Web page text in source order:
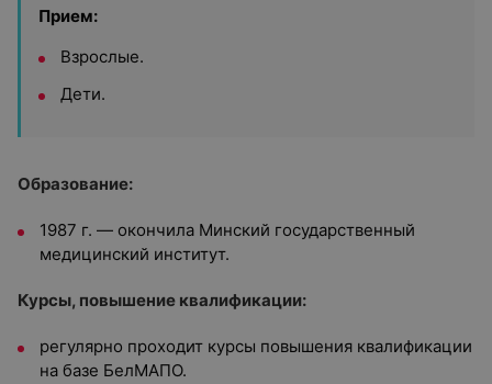
Прием:
Взрослые.
Дети.
Образование:
1987 г. — окончила Минский государственный
медицинский институт.
Курсы, повышение квалификации:
регулярно проходит курсы повышения квалификации
на базе БелМАПО.